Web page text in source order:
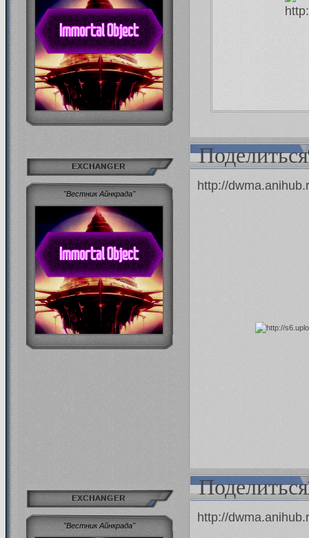
Поделиться
EXCHANGER
"Вестник Айнкрада"
http://
Поделиться
EXCHANGER
"Вестник Айнкрада"
http://